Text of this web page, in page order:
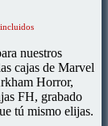
nuestros
cajas de Marvel
Horror,
FH, grabado
tú mismo elijas.